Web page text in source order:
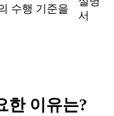
수행 기준을
서
한 이유는?